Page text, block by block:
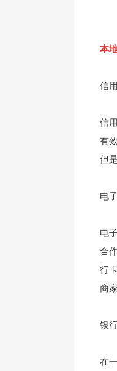
本
信
信
有
但
电
电
合
行
商
银
在